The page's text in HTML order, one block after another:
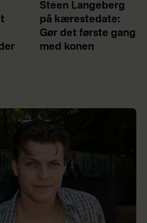
Steen Langeberg
på kærestedate:
Gør det første gang
med konen